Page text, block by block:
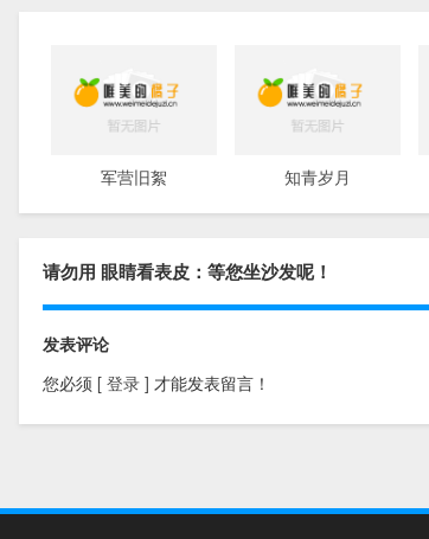
军营旧絮 知青岁月
请勿用 眼睛看表皮：等您坐沙发呢！
发表评论
您必须 [ 登录 ] 才能发表留言！